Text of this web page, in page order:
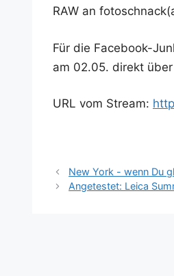
RAW an
Für die Face­book-
am 02.05. direkt
URL vom Stream:
New York - wenn Du
Angetestet: Leica